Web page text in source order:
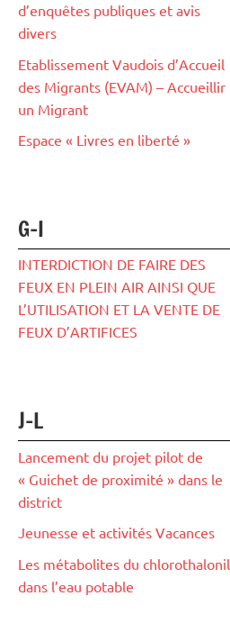
d’enquêtes publiques et avis
divers
Etablissement Vaudois d’Accueil
des Migrants (EVAM) – Accueillir
un Migrant
Espace « Livres en liberté »
G-I
INTERDICTION DE FAIRE DES
FEUX EN PLEIN AIR AINSI QUE
L’UTILISATION ET LA VENTE DE
FEUX D’ARTIFICES
J-L
Lancement du projet pilot de
« Guichet de proximité » dans le
district
Jeunesse et activités Vacances
Les métabolites du chlorothalonil
dans l’eau potable